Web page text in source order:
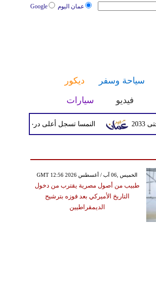
عمان اليوم Google
سياحة وسفر
ديكور
فيديو سيارات
النمسا تسجل أعلى درجة حرارة في تاريخها مع
GMT 12:56 2026 الخميس ,06 آب / أغسطس
طبيب من أصول مصرية يقترب من دخول
التاريخ الأميركي بعد فوزه بترشيح
الديمقراطيين